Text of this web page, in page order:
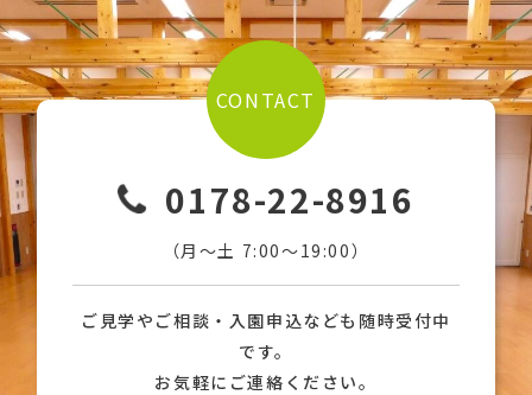
CONTACT
0178-22-8916
（月〜土 7:00〜19:00）
ご見学やご相談・入園申込なども随時受付中
です。
お気軽にご連絡ください。